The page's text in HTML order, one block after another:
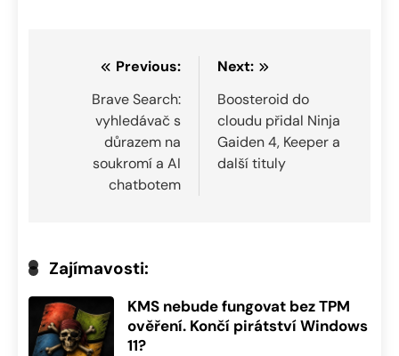
Navigace
příspěvek
Previous:
Brave Search:
vyhledávač s
důrazem na
soukromí a AI
chatbotem
Next:
Boosteroid do
cloudu přidal Ninja
Gaiden 4, Keeper a
další tituly
Zajímavosti:
KMS nebude fungovat bez TPM
ověření. Končí pirátství Windows
11?